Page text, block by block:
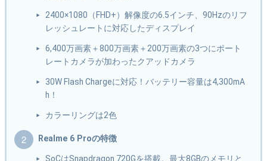
2400×1080（FHD+）解像度の6.5インチ、90Hzのリフ
レッシュレートに対応したディスプレイ
6,400万画素＋800万画素＋200万画素の3つにポート
レートカメラが加わったクアッドカメラ
30W Flash Chargeに対応！バッテリー容量は4,300mA
h！
カラーリングは2色
Realme 6 Proの特徴
SoCはSnapdragon 720Gを搭載。最大8GBのメモリと